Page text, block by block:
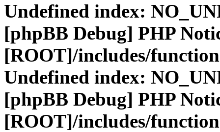
Undefined index:
[phpBB Debug] PHP
[ROOT]/includes/
Undefined index:
[phpBB Debug] PHP
[ROOT]/includes/